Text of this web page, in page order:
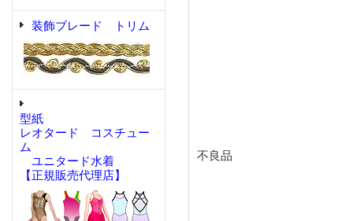
装飾ブレード トリム
型紙
レオタード コスチュー
ム
ユニタード水着
【正規販売代理店】
不良品